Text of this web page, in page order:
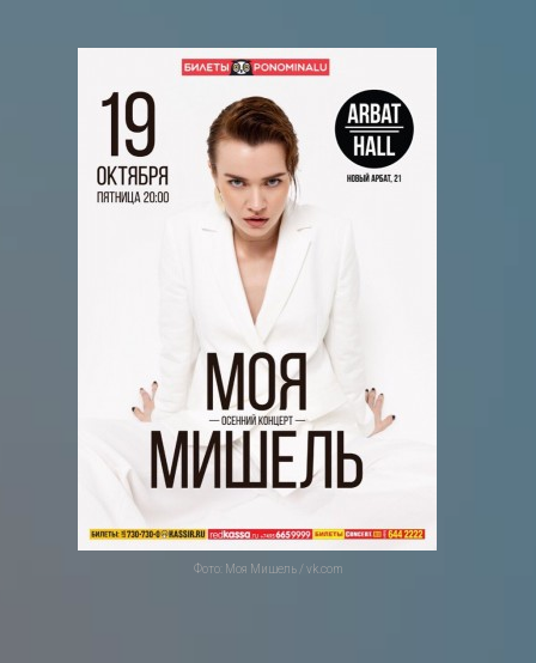
Фото: Моя Мишель / vk.com